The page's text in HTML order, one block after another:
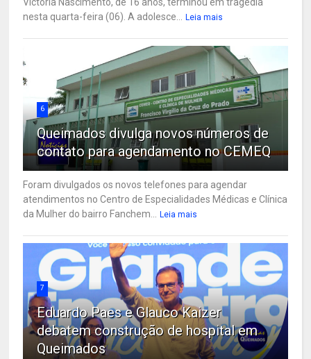
nesta quarta-feira (06). A adolesce...
Leia mais
6
Queimados divulga novos números de
contato para agendamento no CEMEQ
Foram divulgados os novos telefones para agendar
atendimentos no Centro de Especialidades Médicas e Clínica
da Mulher do bairro Fanchem...
Leia mais
7
Eduardo Paes e Glauco Kaizer
debatem construção de hospital em
Queimados